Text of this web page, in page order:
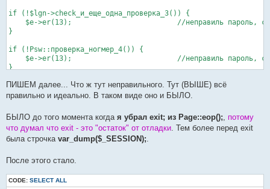
if (!$lgn->check_и_еще_одна_проверка_3()) {
    $e->er(13);				//неправиль пароль, стоп
}
if (!Psw::проверка_ногмер_4()) {
    $e->er(13);				//неправиль пароль, стоп
}
UserProfile::load_user_profile($lgn->uid);	//загрука профиля
UserSession::upd_sess_in_login_process();
ПИШЕМ далее... Что ж тут неправильного. Тут (ВЫШЕ) всё
правильно и идеально. В таком виде оно и БЫЛО.
БЫЛО до того момента когда я убрал exit; из Page::eop();
потому
что думал что exit - это "остаток" от отладки . Тем более перед exit
была строчка var_dump($_SESSION);
После этого стало.
CODE: SELECT ALL